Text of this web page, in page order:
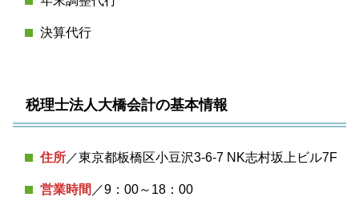
決算代行
税理士法人大橋会計の基本情報
住所／東京都板橋区小豆沢3-6-7 NK志村坂上ビル7F
営業時間 ／9：00～18：00